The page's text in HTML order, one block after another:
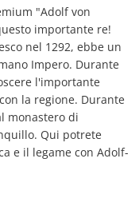
"Adolf von
importante re!
nel 1292, ebbe un
Impero. Durante
l'importante
la regione. Durante
monastero di
Qui potrete
e il legame con Adolf-